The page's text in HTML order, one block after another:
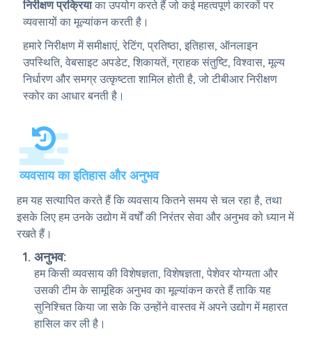
निरीक्षण प्रक्रियाका उपयोग करते हैं जो कई महत्वपूर्ण कारकों पर
व्यवसायों का मूल्यांकन करती है।
हमारे निरीक्षण में समीक्षाएं, रेटिंग, प्रतिष्ठा, इतिहास, ऑनलाइन
उपस्थिति, वेबसाइट अपडेट, शिकायतें, ग्राहक संतुष्टि, विश्वास, मूल्य
निर्धारण और समग्र उत्कृष्टता शामिल होती है, जो टीबीआर निरीक्षण
स्कोर का आधार बनती है।
व्यवसाय का इतिहास और अनुभव
हम यह सत्यापित करते हैं कि व्यवसाय कितने समय से चल रहा है, तथा
इसके लिए हम उनके उद्योग में वर्षों की निरंतर सेवा और अनुभव को ध्यान में
रखते हैं।
अनुभव:
हम किसी व्यवसाय की विशेषज्ञता, विशेषज्ञता, पेशेवर योग्यता और
उसकी टीम के सामूहिक अनुभव का मूल्यांकन करते हैं ताकि यह
सुनिश्चित किया जा सके कि उन्होंने वास्तव में अपने उद्योग में महारत
हासिल कर ली है।